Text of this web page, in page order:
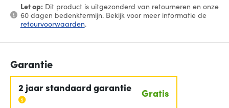
Let op:Dit product is uitgezonderd van retourneren en onze
60 dagen bedenktermijn. Bekijk voor meer informatie de
retourvoorwaarden.
Garantie
2 jaar standaard garantie Gratis